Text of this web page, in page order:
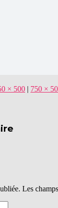
× 500 | 750 ×
Les